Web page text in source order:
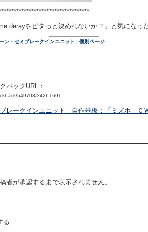
derayをピタっと決めれないか？」と気にな
ン・セミブレークインユニット | 個別ページ
バックURL：
549708/34261691
レークインユニット 自作基板：「ミズホ Ｃ
者が承認するまで表示されません。
る